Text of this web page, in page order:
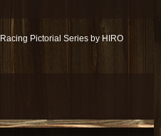
Pictorial Series by HIRO